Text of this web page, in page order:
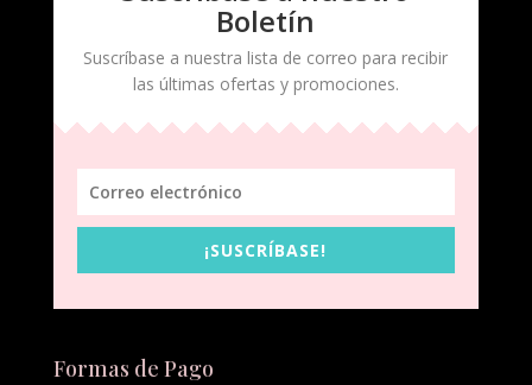
Boletín
Suscríbase a nuestra lista de correo para recibir
las últimas ofertas y promociones.
¡SUSCRÍBASE!
Formas de Pago